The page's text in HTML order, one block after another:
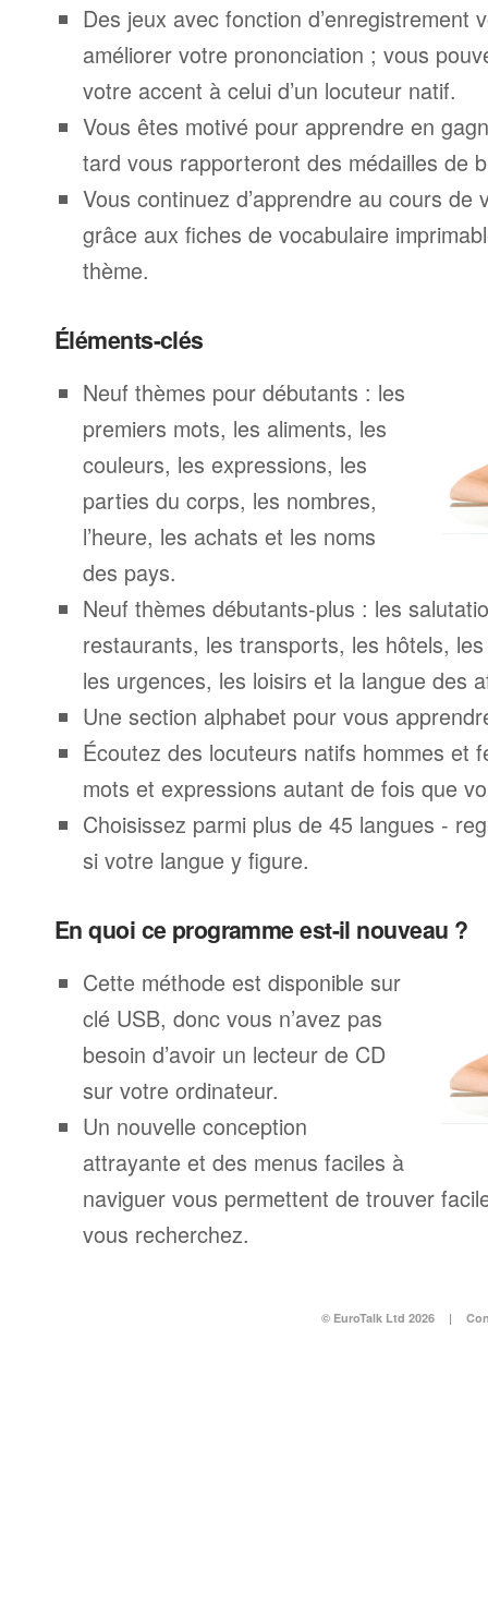
Des jeux avec fonction d’enregistrement
améliorer votre prononciation ; vous
votre accent à celui d’un locuteur natif.
Vous êtes motivé pour apprendre en
tard vous rapporteront des médailles de
Vous continuez d’apprendre au cours de
grâce aux fiches de vocabulaire
thème.
Éléments-clés
Neuf thèmes pour débutants : les
premiers mots, les aliments, les
couleurs, les expressions, les
parties du corps, les nombres,
l’heure, les achats et les noms
des pays.
Neuf thèmes débutants-plus : les
restaurants, les transports, les hôtels,
les urgences, les loisirs et la langue des
Une section alphabet pour vous
Écoutez des locuteurs natifs hommes et
mots et expressions autant de fois que
Choisissez parmi plus de 45 langues -
si votre langue y figure.
En quoi ce programme est-il nouveau ?
Cette méthode est disponible sur
clé USB, donc vous n’avez pas
besoin d’avoir un lecteur de CD
sur votre ordinateur.
Un nouvelle conception
attrayante et des menus faciles à
naviguer vous permettent de trouver
vous recherchez.
© EuroTalk Ltd 2026 |